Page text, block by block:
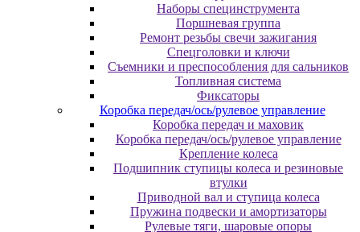
Наборы специнструмента
Поршневая группа
Ремонт резьбы свечи зажигания
Спецголовки и ключи
Съемники и преспособления для сальников
Топливная система
Фиксаторы
Коробка передач/ось/рулевое управление
Коробка передач и маховик
Коробка передач/ось/рулевое управление
Крепление колеса
Подшипник ступицы колеса и резиновые
втулки
Приводной вал и ступица колеса
Пружина подвески и амортизаторы
Рулевые тяги, шаровые опоры